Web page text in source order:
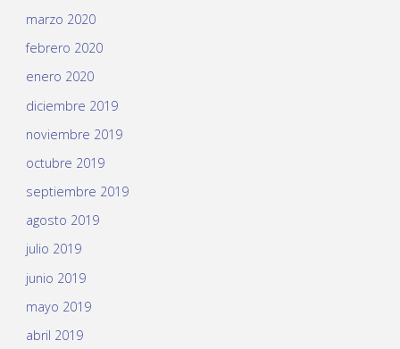
marzo 2020
febrero 2020
enero 2020
diciembre 2019
noviembre 2019
octubre 2019
septiembre 2019
agosto 2019
julio 2019
junio 2019
mayo 2019
abril 2019